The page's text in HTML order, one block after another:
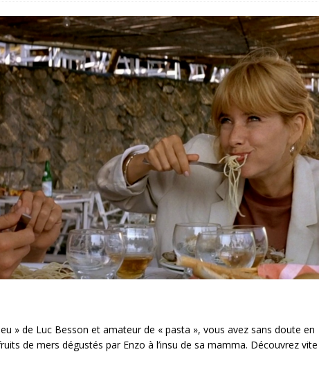
» de Luc Besson et amateur de « pasta », vous avez sans doute en
de mers dégustés par Enzo à l’insu de sa mamma. Découvrez vite